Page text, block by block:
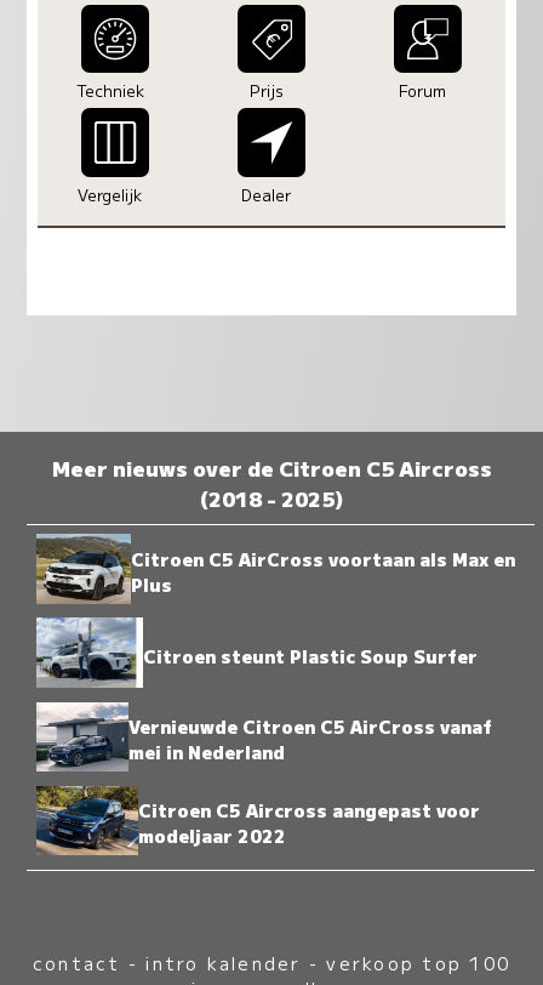
Techniek Prijs Forum
Vergelijk Dealer
Meer nieuws over de Citroen C5 Aircross
(2018 - 2025)
Citroen C5 AirCross voortaan als Max en
Plus
Citroen steunt Plastic Soup Surfer
Vernieuwde Citroen C5 AirCross vanaf
mei in Nederland
Citroen C5 Aircross aangepast voor
modeljaar 2022
contact -intro kalender -verkoop top 100